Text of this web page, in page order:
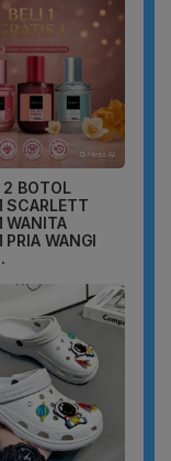
2 BOTOL
SCARLETT
WANITA
PRIA WANGI